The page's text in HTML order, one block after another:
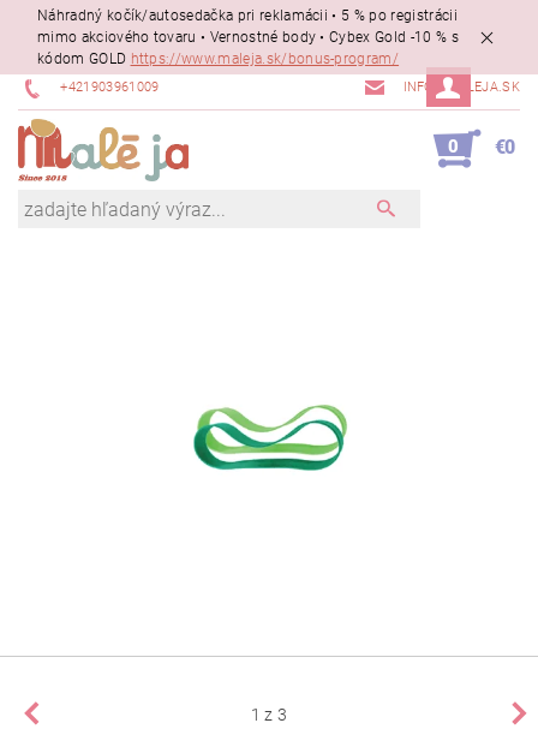
Náhradný kočík/autosedačka pri reklamácii • 5 % po registrácii
mimo akciového tovaru • Vernostné body • Cybex Gold -10 % s
kódom GOLD https://www.maleja.sk/bonus-program/
+421903961009 INFO@MALEJA.SK
0 €0
1 z 3